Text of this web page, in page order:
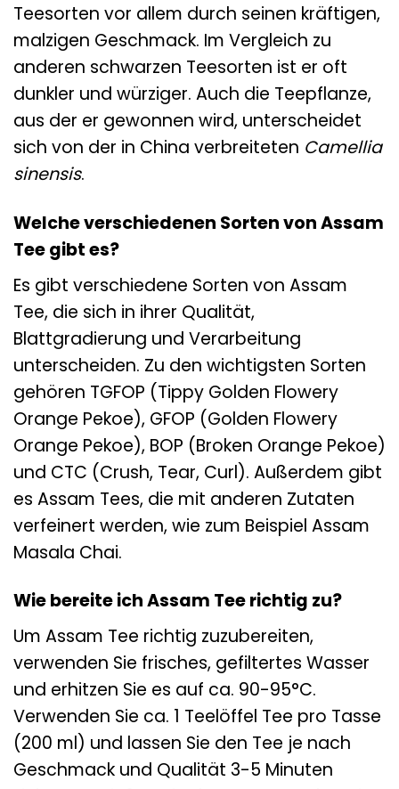
Teesorten vor allem durch seinen kräftigen,
malzigen Geschmack. Im Vergleich zu
anderen schwarzen Teesorten ist er oft
dunkler und würziger. Auch die Teepflanze,
aus der er gewonnen wird, unterscheidet
sich von der in China verbreiteten Camellia
sinensis.
Welche verschiedenen Sorten von Assam
Tee gibt es?
Es gibt verschiedene Sorten von Assam
Tee, die sich in ihrer Qualität,
Blattgradierung und Verarbeitung
unterscheiden. Zu den wichtigsten Sorten
gehören TGFOP (Tippy Golden Flowery
Orange Pekoe), GFOP (Golden Flowery
Orange Pekoe), BOP (Broken Orange Pekoe)
und CTC (Crush, Tear, Curl). Außerdem gibt
es Assam Tees, die mit anderen Zutaten
verfeinert werden, wie zum Beispiel Assam
Masala Chai.
Wie bereite ich Assam Tee richtig zu?
Um Assam Tee richtig zuzubereiten,
verwenden Sie frisches, gefiltertes Wasser
und erhitzen Sie es auf ca. 90-95°C.
Verwenden Sie ca. 1 Teelöffel Tee pro Tasse
(200 ml) und lassen Sie den Tee je nach
Geschmack und Qualität 3-5 Minuten